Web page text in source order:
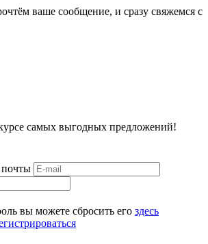
ваше сообщение, и сразу свяжемся с
самых выгодных предложений!
почты
вы можете сбросить его здесь